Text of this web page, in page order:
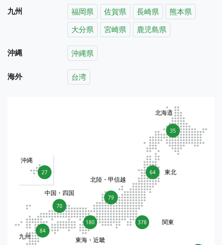
九州 福岡県 佐賀県 長崎県
熊本県
大分県
宮崎県 鹿児島県
沖縄 沖縄県
海外 台湾
35
北海道
64 東北
378 関東
79
北陸・甲信越
180
東海・近畿
70
中国・四国
84
九州
27
沖縄